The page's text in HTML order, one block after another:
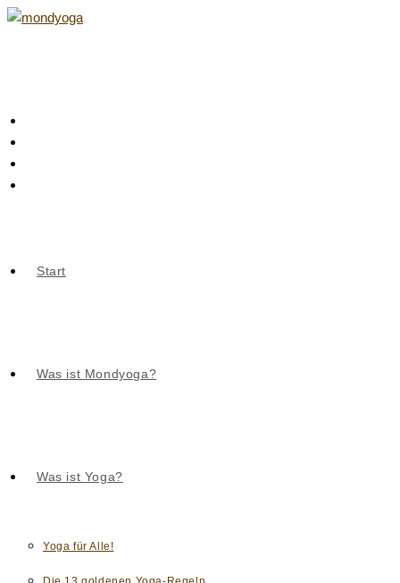
Zum
Start
Was ist Mondyoga?
Was ist Yoga?
Yoga für Alle!